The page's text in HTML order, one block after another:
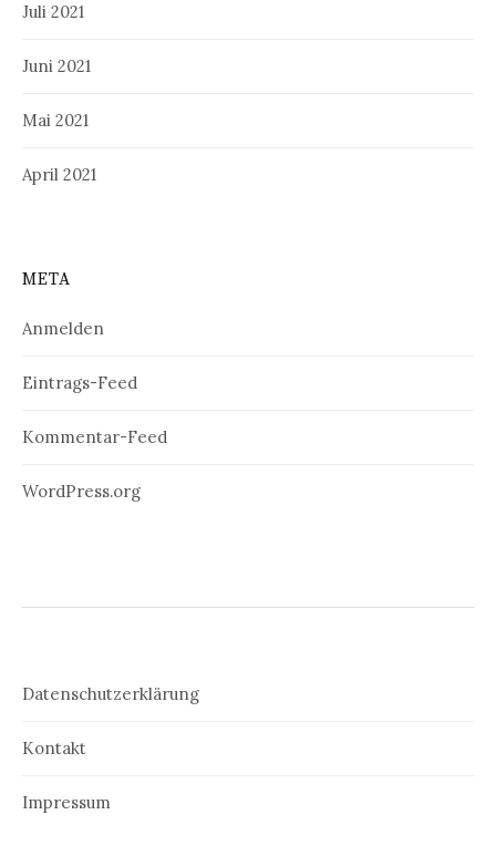
Juli 2021
Juni 2021
Mai 2021
April 2021
META
Anmelden
Eintrags-Feed
Kommentar-Feed
WordPress.org
Datenschutzerklärung
Kontakt
Impressum